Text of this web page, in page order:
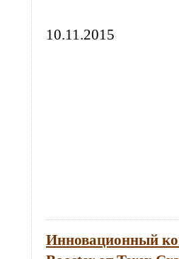
10.11.2015
Инновационный